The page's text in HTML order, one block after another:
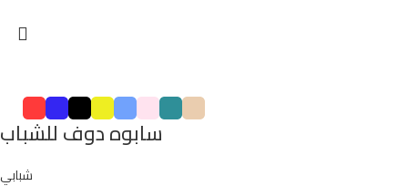
سابوه دوف للشباب
شبابي